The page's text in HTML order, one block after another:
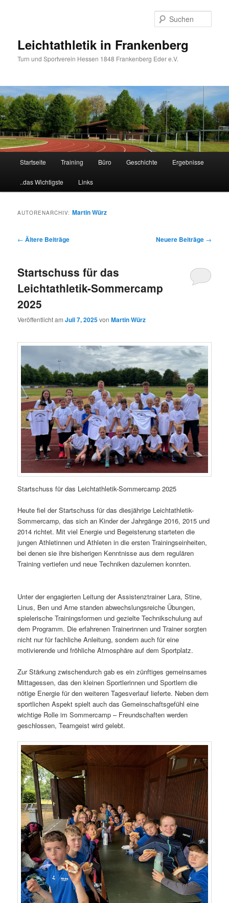
Leichtathletik in Frankenberg
Turn und Sportverein Hessen 1848 Frankenberg Eder e.V.
Startseite Training Büro Geschichte Ergebnisse
..das Wichtigste Links
AUTORENARCHIV: Martin Würz
Beitragsnavigation
← Ältere Beiträge Neuere Beiträge →
Startschuss für das
Leichtathletik-Sommercamp
2025
Veröffentlicht amJuli 7, 2025vonMartin Würz
Startschuss für das Leichtathletik-Sommercamp 2025
Heute fiel der Startschuss für das diesjährige Leichtathletik-
Sommercamp, das sich an Kinder der Jahrgänge 2016, 2015 und
2014 richtet. Mit viel Energie und Begeisterung starteten die
jungen Athletinnen und Athleten in die ersten Trainingseinheiten,
bei denen sie ihre bisherigen Kenntnisse aus dem regulären
Training vertiefen und neue Techniken dazulernen konnten.
Unter der engagierten Leitung der Assistenztrainer Lara, Stine,
Linus, Ben und Arne standen abwechslungsreiche Übungen,
spielerische Trainingsformen und gezielte Technikschulung auf
dem Programm. Die erfahrenen Trainerinnen und Trainer sorgten
nicht nur für fachliche Anleitung, sondern auch für eine
motivierende und fröhliche Atmosphäre auf dem Sportplatz.
Zur Stärkung zwischendurch gab es ein zünftiges gemeinsames
Mittagessen, das den kleinen Sportlerinnen und Sportlern die
nötige Energie für den weiteren Tagesverlauf lieferte. Neben dem
sportlichen Aspekt spielt auch das Gemeinschaftsgefühl eine
wichtige Rolle im Sommercamp – Freundschaften werden
geschlossen, Teamgeist wird gelebt.